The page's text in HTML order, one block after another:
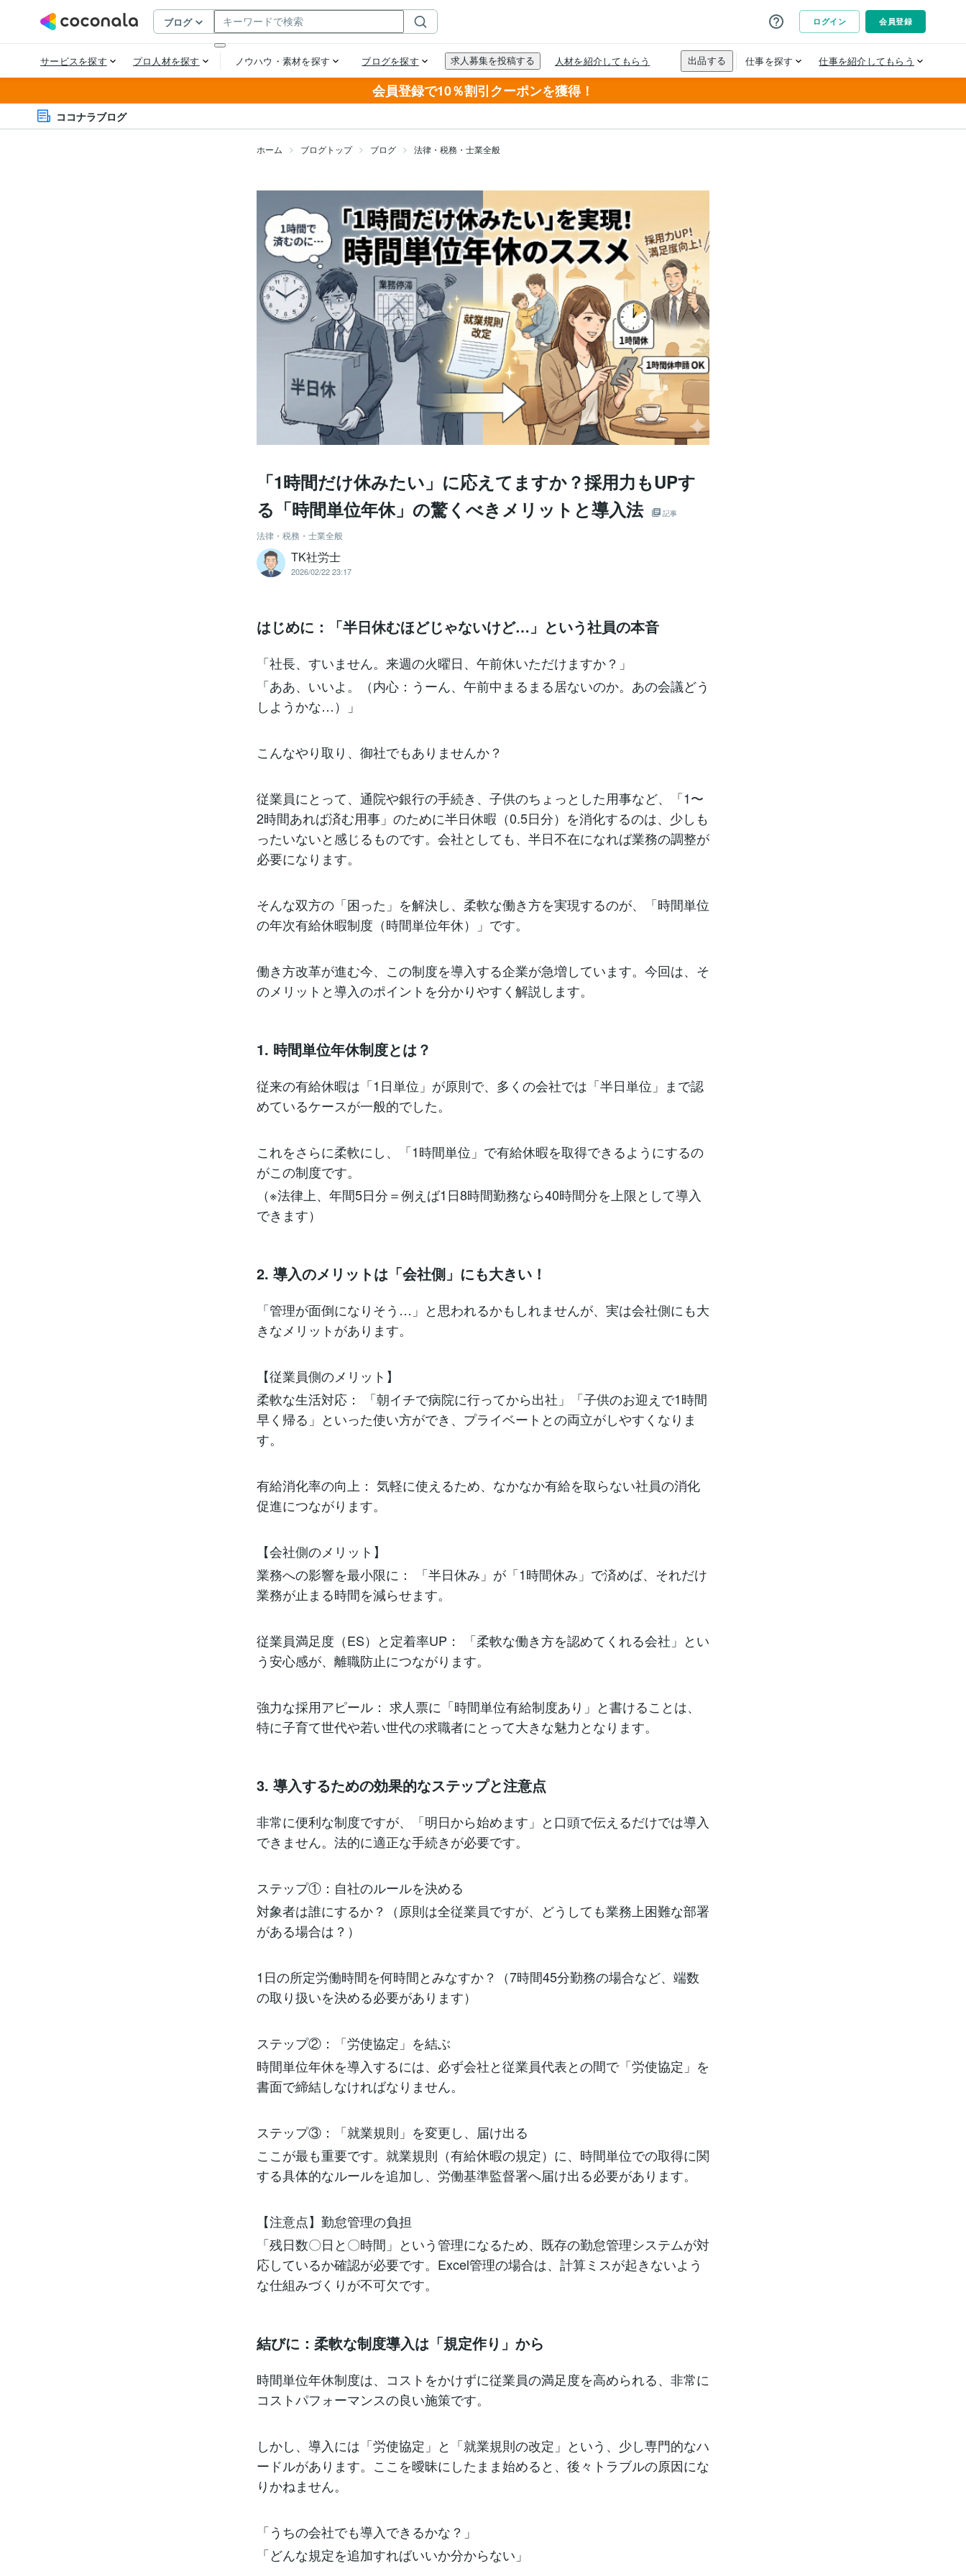
会員登録で10％割引クーポンを獲得！
ココナラブログ
ホーム ブログトップ ブログ 法律・税務・士業全般
「1時間だけ休みたい」に応えてますか？採用力もUPす
る「時間単位年休」の驚くべきメリットと導入法
記事
法律・税務・士業全般
TK社労士
2026/02/22 23:17
はじめに：「半日休むほどじゃないけど…」という社員の本音
「社長、すいません。来週の火曜日、午前休いただけますか？」
「ああ、いいよ。（内心：うーん、午前中まるまる居ないのか。あの会議どう
しようかな…）」
こんなやり取り、御社でもありませんか？
従業員にとって、通院や銀行の手続き、子供のちょっとした用事など、「1〜
2時間あれば済む用事」のために半日休暇（0.5日分）を消化するのは、少しも
ったいないと感じるものです。会社としても、半日不在になれば業務の調整が
必要になります。
そんな双方の「困った」を解決し、柔軟な働き方を実現するのが、「時間単位
の年次有給休暇制度（時間単位年休）」です。
働き方改革が進む今、この制度を導入する企業が急増しています。今回は、そ
のメリットと導入のポイントを分かりやすく解説します。
1. 時間単位年休制度とは？
従来の有給休暇は「1日単位」が原則で、多くの会社では「半日単位」まで認
めているケースが一般的でした。
これをさらに柔軟にし、「1時間単位」で有給休暇を取得できるようにするの
がこの制度です。
（※法律上、年間5日分＝例えば1日8時間勤務なら40時間分を上限として導入
できます）
2. 導入のメリットは「会社側」にも大きい！
「管理が面倒になりそう…」と思われるかもしれませんが、実は会社側にも大
きなメリットがあります。
【従業員側のメリット】
柔軟な生活対応： 「朝イチで病院に行ってから出社」「子供のお迎えで1時間
早く帰る」といった使い方ができ、プライベートとの両立がしやすくなりま
す。
有給消化率の向上： 気軽に使えるため、なかなか有給を取らない社員の消化
促進につながります。
【会社側のメリット】
業務への影響を最小限に： 「半日休み」が「1時間休み」で済めば、それだけ
業務が止まる時間を減らせます。
従業員満足度（ES）と定着率UP： 「柔軟な働き方を認めてくれる会社」とい
う安心感が、離職防止につながります。
強力な採用アピール： 求人票に「時間単位有給制度あり」と書けることは、
特に子育て世代や若い世代の求職者にとって大きな魅力となります。
3. 導入するための効果的なステップと注意点
非常に便利な制度ですが、「明日から始めます」と口頭で伝えるだけでは導入
できません。法的に適正な手続きが必要です。
ステップ①：自社のルールを決める
対象者は誰にするか？（原則は全従業員ですが、どうしても業務上困難な部署
がある場合は？）
1日の所定労働時間を何時間とみなすか？（7時間45分勤務の場合など、端数
の取り扱いを決める必要があります）
ステップ②：「労使協定」を結ぶ
時間単位年休を導入するには、必ず会社と従業員代表との間で「労使協定」を
書面で締結しなければなりません。
ステップ③：「就業規則」を変更し、届け出る
ここが最も重要です。就業規則（有給休暇の規定）に、時間単位での取得に関
する具体的なルールを追加し、労働基準監督署へ届け出る必要があります。
【注意点】勤怠管理の負担
「残日数〇日と〇時間」という管理になるため、既存の勤怠管理システムが対
応しているか確認が必要です。Excel管理の場合は、計算ミスが起きないよう
な仕組みづくりが不可欠です。
結びに：柔軟な制度導入は「規定作り」から
時間単位年休制度は、コストをかけずに従業員の満足度を高められる、非常に
コストパフォーマンスの良い施策です。
しかし、導入には「労使協定」と「就業規則の改定」という、少し専門的なハ
ードルがあります。ここを曖昧にしたまま始めると、後々トラブルの原因にな
りかねません。
「うちの会社でも導入できるかな？」
「どんな規定を追加すればいいか分からない」